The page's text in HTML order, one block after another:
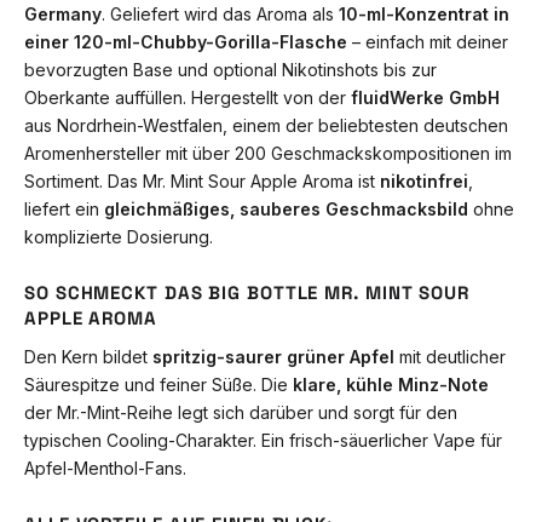
Germany. Geliefert wird das Aroma als 10-ml-Konzentrat in
einer 120-ml-Chubby-Gorilla-Flasche – einfach mit deiner
bevorzugten Base und optional Nikotinshots bis zur
Oberkante auffüllen. Hergestellt von der fluidWerke GmbH
aus Nordrhein-Westfalen, einem der beliebtesten deutschen
Aromenhersteller mit über 200 Geschmackskompositionen im
Sortiment. Das Mr. Mint Sour Apple Aroma ist nikotinfrei
liefert ein gleichmäßiges, sauberes Geschmacksbild ohne
komplizierte Dosierung.
SO SCHMECKT DAS BIG BOTTLE MR. MINT SOUR
APPLE AROMA
Den Kern bildet spritzig-saurer grüner Apfel mit deutlicher
Säurespitze und feiner Süße. Die klare, kühle Minz-Note
der Mr.-Mint-Reihe legt sich darüber und sorgt für den
typischen Cooling-Charakter. Ein frisch-säuerlicher Vape für
Apfel-Menthol-Fans.